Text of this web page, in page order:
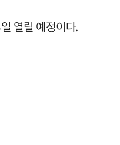
열릴 예정이다.